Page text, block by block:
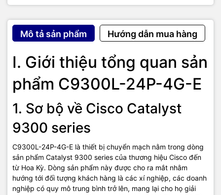
Mô tả sản phẩm Hướng dẫn mua hàng
I. Giới thiệu tổng quan sản
phẩm C9300L-24P-4G-E
1. Sơ bộ về Cisco Catalyst
9300 series
C9300L-24P-4G-E là thiết bị chuyển mạch nằm trong dòng
sản phẩm Catalyst 9300 series của thương hiệu Cisco đến
từ Hoa Kỳ. Dòng sản phẩm này được cho ra mắt nhằm
hướng tới đối tượng khách hàng là các xí nghiệp, các doanh
nghiệp có quy mô trung bình trở lên, mang lại cho họ giải
Nguồn
Input: 100-240VAC, 50-60 Hz, 10-
TIC.VN– Nhà phân phối và cung cấp giải pháp công nghệ uy tín
tại Việt Nam. Chúng tôi chuyên cung cấp đa dạng sản phẩm:
Laptop
,Máy tính PC, Máy chủ - Server,Thiết bị mạng,Camera
giám sát, Tổng đài Màn hình tương tác,Linh kiện máy tính
máynhư tivi, tủ lạnh, máy giặt, máy hút ẩm... cùng nhiều thiết bị
hãng, giá tốt, dịch vụ chuyên nghiệp, đáp ứng tối đa nhu cầu của
doanh nghiệp cũng như gia đình và cá nhân.